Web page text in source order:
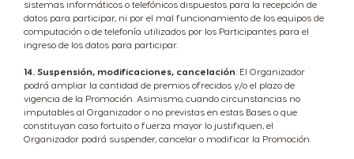
sistemas informáticos o telefónicos dispuestos para la recepción de
datos para participar, ni por el mal funcionamiento de los equipos de
computación o de telefonía utilizados por los Participantes para el
ingreso de los datos para participar.
14. Suspensión, modificaciones, cancelación: El Organizador
podrá ampliar la cantidad de premios ofrecidos y/o el plazo de
vigencia de la Promoción. Asimismo, cuando circunstancias no
imputables al Organizador o no previstas en estas Bases o que
constituyan caso fortuito o fuerza mayor lo justifiquen, el
Organizador podrá suspender, cancelar o modificar la Promoción.